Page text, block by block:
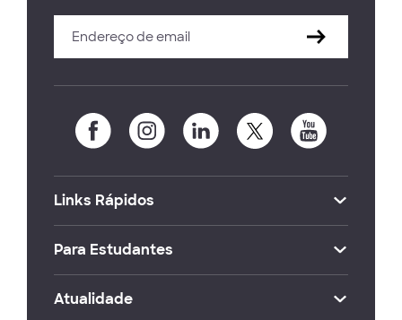
Links Rápidos
Para Estudantes
Atualidade